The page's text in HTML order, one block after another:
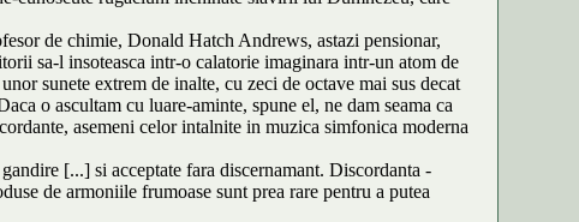
de chimie, Donald Hatch Andrews, astazi pensionar,
sa-l insoteasca intr-o calatorie imaginara intr-un atom de
sunete extrem de inalte, cu zeci de octave mai sus decat
o ascultam cu luare-aminte, spune el, ne dam seama ca
asemeni celor intalnite in muzica simfonica moderna
[...] si acceptate fara discernamant. Discordanta -
de armoniile frumoase sunt prea rare pentru a putea